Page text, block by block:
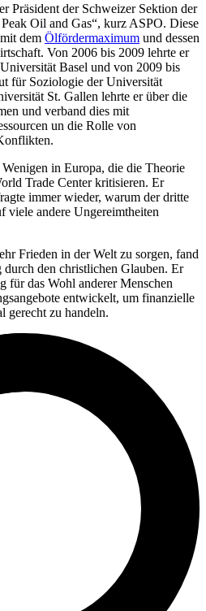
Präsident der Schweizer Sektion der
Oil and Gas“, kurz ASPO. Diese
dem Ölfördermaximum und dessen
Von 2006 bis 2009 lehrte er
Basel und von 2009 bis
für Soziologie der Universität
St. Gallen lehrte er über die
und verband dies mit
un die Rolle von
in Europa, die die Theorie
Trade Center kritisieren. Er
immer wieder, warum der dritte
viele andere Ungereimtheiten
Frieden in der Welt zu sorgen, fand
den christlichen Glauben. Er
für das Wohl anderer Menschen
entwickelt, um finanzielle
gerecht zu handeln.